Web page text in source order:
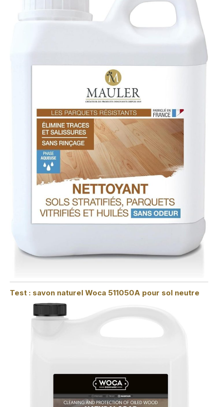
Test : savon naturel Woca 511050A pour sol neutre